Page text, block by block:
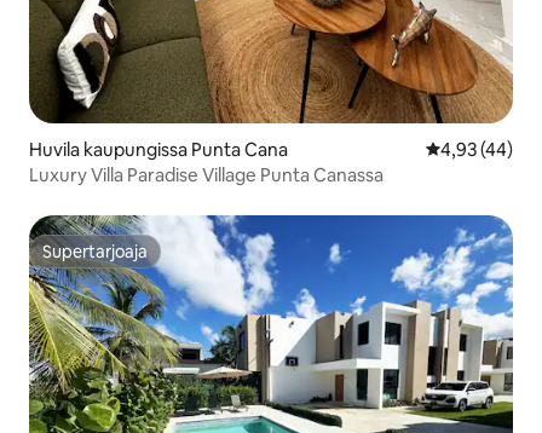
Huvila kaupungissa Punta Cana
4,93 (44)
Luxury Villa Paradise Village Punta Canassa
Supertarjoaja
Supertarjoaja